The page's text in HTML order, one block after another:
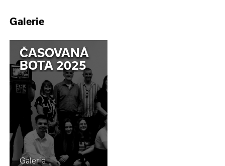
Galerie
ČASOVANÁ
BOTA 2025
Galerie